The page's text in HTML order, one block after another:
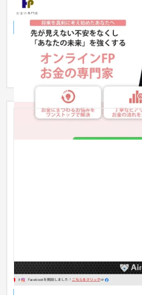
お金の専門家・ランディン
ランディングページ 保険 〜30
ファイナンシャルプランナー様
マホ版両方の制作し、HTMLで
Airdog